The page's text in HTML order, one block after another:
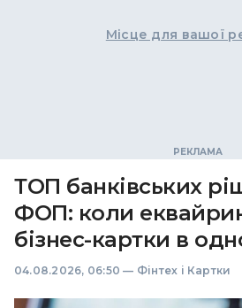
Місце для вашої
ТОП банківських
ФОП: коли
бізнес-картки в
04.08.2026, 06:50 — Фінтех і Картки